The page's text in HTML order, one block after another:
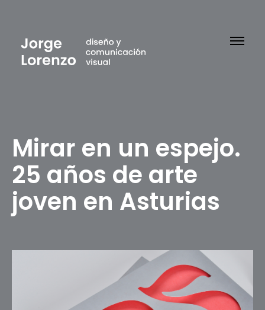
Mirar en un espejo.
25 años de arte
joven en Asturias